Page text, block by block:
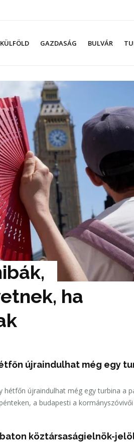
KÜLFÖLD GAZDASÁG BULVÁR
ha
újraindulhat még egy
hétfőn újraindulhat még egy turbina a
a budapesti a kormányszóvivői
köztársaságielnök-